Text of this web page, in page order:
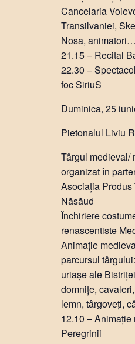
Cancelaria
Transilvaniei,
Nosa, animatori…
21.15 – Recital
22.30 –
foc SiriuS
Duminica, 25
Pietonalul Liviu
Târgul medieval/
organizat în
Asociația Produs
Năsăud
Închiriere
renascentiste
Animație
parcursul
uriașe ale
domnițe,
lemn, târgoveți,
12.10 – Animație
Peregrinii